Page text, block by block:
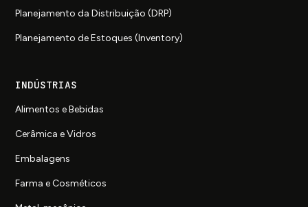
Planejamento da Distribuição (DRP)
Planejamento de Estoques (Inventory)
INDÚSTRIAS
Alimentos e Bebidas
Cerâmica e Vidros
Embalagens
Farma e Cosméticos